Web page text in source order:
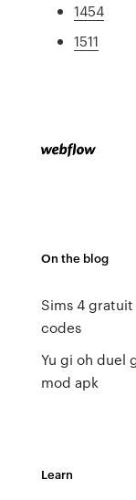
1454
1511
On the blog
Sims 4
codes
Yu gi oh duel
mod apk
Learn